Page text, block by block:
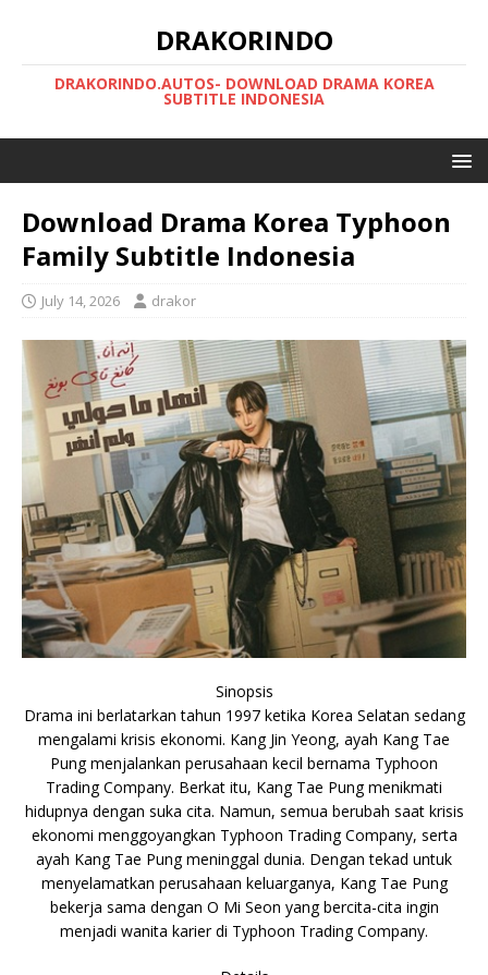
DRAKORINDO
DRAKORINDO.AUTOS- DOWNLOAD DRAMA KOREA
SUBTITLE INDONESIA
Download Drama Korea Typhoon
Family Subtitle Indonesia
July 14, 2026 drakor
Sinopsis
Drama ini berlatarkan tahun 1997 ketika Korea Selatan sedang
mengalami krisis ekonomi. Kang Jin Yeong, ayah Kang Tae
Pung menjalankan perusahaan kecil bernama Typhoon
Trading Company. Berkat itu, Kang Tae Pung menikmati
hidupnya dengan suka cita. Namun, semua berubah saat krisis
ekonomi menggoyangkan Typhoon Trading Company, serta
ayah Kang Tae Pung meninggal dunia. Dengan tekad untuk
menyelamatkan perusahaan keluarganya, Kang Tae Pung
bekerja sama dengan O Mi Seon yang bercita-cita ingin
menjadi wanita karier di Typhoon Trading Company.